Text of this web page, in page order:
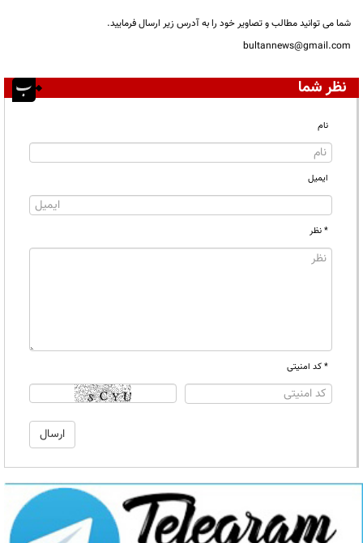
شما می توانید مطالب و تصاویر خود را به آدرس زیر ارسال فرمایید.
bultannews@gmail.com
نظر شما
نام
ایمیل
* نظر
* کد امنیتی